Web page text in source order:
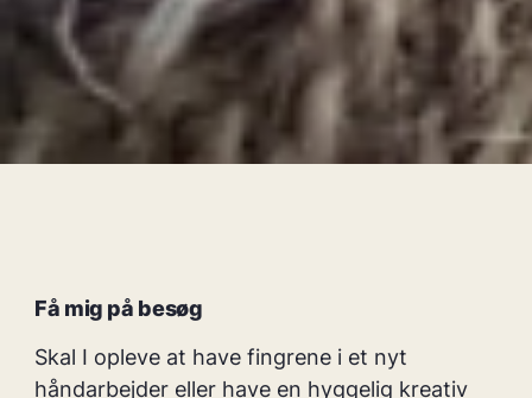
Få mig på besøg
Skal I opleve at have fingrene i et nyt
håndarbejder eller have en hyggelig kreativ